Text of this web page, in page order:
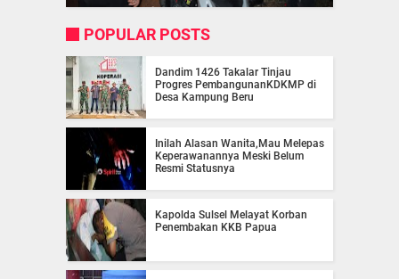
POPULAR POSTS
Dandim 1426 Takalar Tinjau
Progres PembangunanKDKMP di
Desa Kampung Beru
Inilah Alasan Wanita,Mau Melepas
Keperawanannya Meski Belum
Resmi Statusnya
Kapolda Sulsel Melayat Korban
Penembakan KKB Papua